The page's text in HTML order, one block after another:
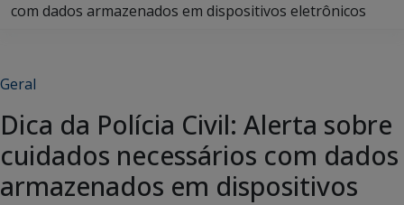
com dados armazenados em dispositivos eletrônicos
Geral
Dica da Polícia Civil: Alerta sobre
cuidados necessários com dados
armazenados em dispositivos